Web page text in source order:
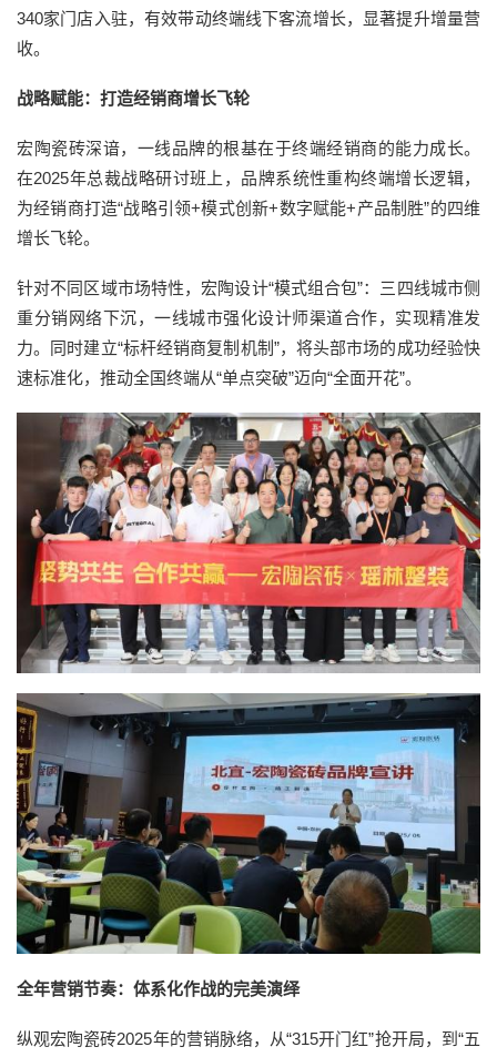
340家门店入驻，有效带动终端线下客流增长，显著提升增量营
收。
战略赋能：打造经销商增长飞轮
宏陶瓷砖深谙，一线品牌的根基在于终端经销商的能力成长。
在2025年总裁战略研讨班上，品牌系统性重构终端增长逻辑，
为经销商打造“战略引领+模式创新+数字赋能+产品制胜”的四维
增长飞轮。
针对不同区域市场特性，宏陶设计“模式组合包”：三四线城市侧
重分销网络下沉，一线城市强化设计师渠道合作，实现精准发
力。同时建立“标杆经销商复制机制”，将头部市场的成功经验快
速标准化，推动全国终端从“单点突破”迈向“全面开花”。
全年营销节奏：体系化作战的完美演绎
纵观宏陶瓷砖2025年的营销脉络，从“315开门红”抢开局，到“五